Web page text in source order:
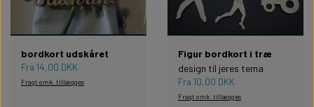
bordkort udskåret
Fra 14,00 DKK
Fragt omk. tillægges
Figur bordkort i træ
design til jeres tema
Fra 10,00 DKK
Fragt omk. tillægges